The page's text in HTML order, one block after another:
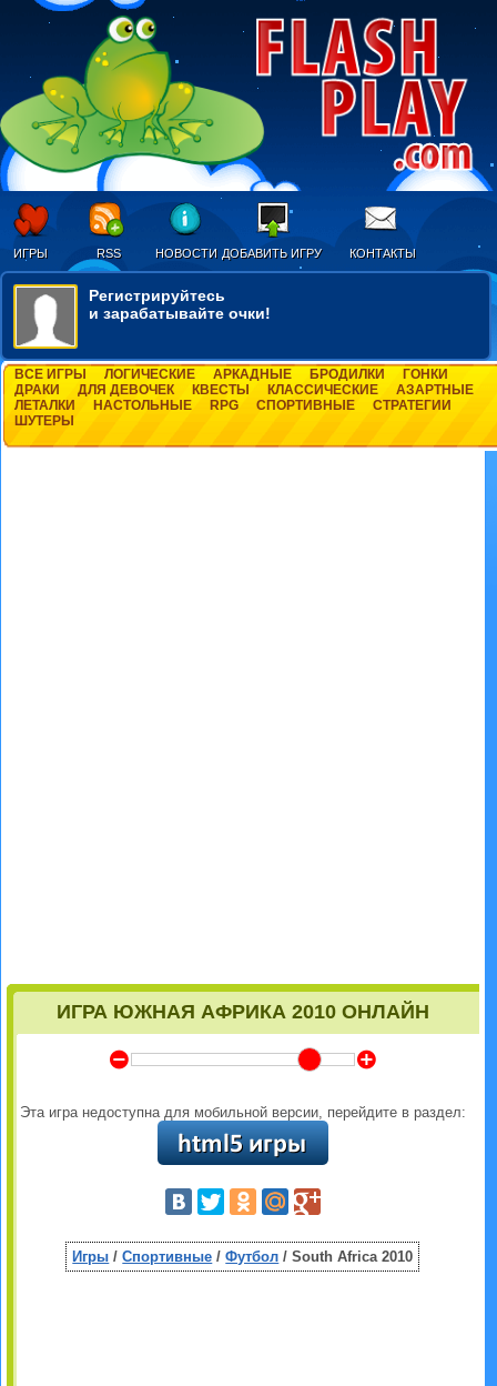
ИГРЫ RSS НОВОСТИ ДОБАВИТЬ ИГРУ КОНТАКТЫ
Регистрируйтесь
и зарабатывайте очки!
ВСЕ ИГРЫ ЛОГИЧЕСКИЕ АРКАДНЫЕ БРОДИЛКИ
ГОНКИ
ДРАКИ
ДЛЯ ДЕВОЧЕК КВЕСТЫ КЛАССИЧЕСКИЕ
АЗАРТНЫЕ
ЛЕТАЛКИ
НАСТОЛЬНЫЕ RPG СПОРТИВНЫЕ
СТРАТЕГИИ
ШУТЕРЫ
ИГРА ЮЖНАЯ АФРИКА 2010 ОНЛАЙН
Y Z
Эта игра недоступна для мобильной версии, перейдите в раздел:
Игры /Спортивные /Футбол / South Africa 2010